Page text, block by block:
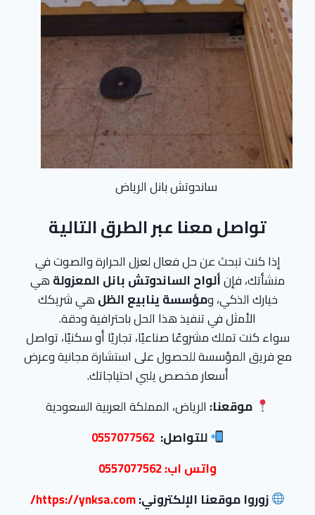
ساندوتش بانل الرياض
تواصل معنا عبر الطرق التالية
إذا كنت تبحث عن حل فعال لعزل الحرارة والصوت في
منشأتك، فإنألواح الساندوتش بانل المعزولةهي
خيارك الذكي، ومؤسسة ينابيع الظلهي شريكك
الأمثل في تنفيذ هذا الحل باحترافية ودقة.
سواء كنت تملك مشروعًا صناعيًا، تجاريًا أو سكنيًا، تواصل
مع فريق المؤسسة للحصول على استشارة مجانية وعرض
أسعار مخصص يلبي احتياجاتك.
موقعنا: الرياض، المملكة العربية السعودية
للتواصل:0557077562
واتس اب:0557077562
زوروا موقعنا الإلكتروني:https://ynksa.com/